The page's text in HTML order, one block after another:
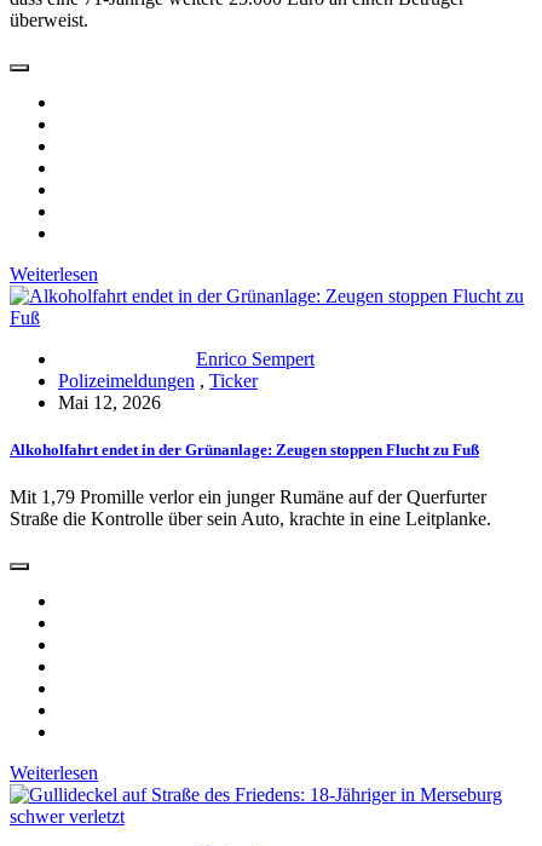
überweist.
Weiterlesen
Enrico Sempert
Polizeimeldungen , Ticker
Mai 12, 2026
Alkoholfahrt endet in der Grünanlage: Zeugen stoppen Flucht zu Fuß
Mit 1,79 Promille verlor ein junger Rumäne auf der Querfurter
Straße die Kontrolle über sein Auto, krachte in eine Leitplanke.
Weiterlesen